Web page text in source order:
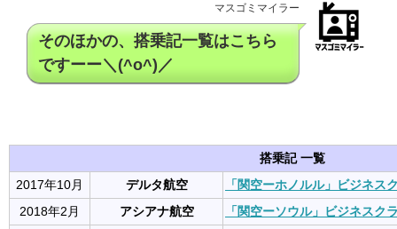
マスゴミマイラー
そのほかの、搭乗記一覧はこちら
ですーー＼(^o^)／
搭乗記 一覧
2017年10月 デルタ航空 「関空ーホノルル」ビジネス
2018年2月 アシアナ航空 「関空ーソウル」ビジネスク